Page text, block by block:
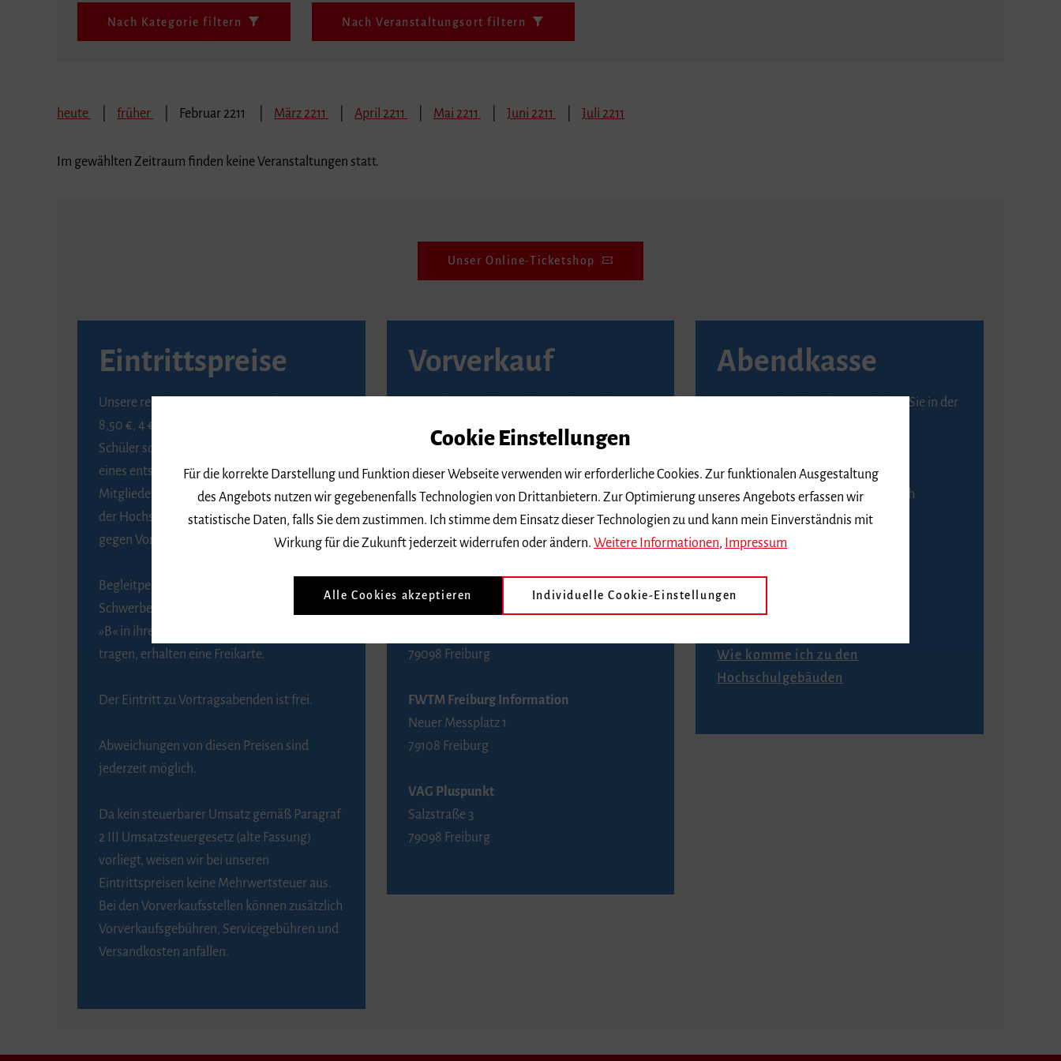
Nach Kategorie filtern Nach Veranstaltungsort filtern
heute früher Februar 2211 März 2211 April 2211 Mai 2211 Juni 2211 Juli 2211
Im gewählten Zeitraum finden keine Veranstaltungen statt.
Unser Online-Ticketshop
Eintrittspreise
Unsere regulären Eintrittspreise betragen
8,50 €, 4 € ermäßigt für Schülerinnen und
Schüler sowie Studierende gegen Vorlage
eines entsprechenden Nachweises, 6 € für
Mitglieder der Gesellschaft zur Förderung
der Hochschule für Musik Freiburg e. V.
gegen Vorlage des Mitgliedsausweises.
Begleitpersonen von Menschen mit
Schwerbehinderung, die das Merkzeichen
»B« in ihrem Schwerbehindertenausweis
tragen, erhalten eine Freikarte.
Der Eintritt zu Vortragsabenden ist frei.
Abweichungen von diesen Preisen sind
jederzeit möglich.
Da kein steuerbarer Umsatz gemäß Paragraf
2 III Umsatzsteuergesetz (alte Fassung)
vorliegt, weisen wir bei unseren
Eintrittspreisen keine Mehrwertsteuer aus.
Bei den Vorverkaufsstellen können zusätzlich
Vorverkaufsgebühren, Servicegebühren und
Versandkosten anfallen.
Vorverkauf
Seite von Reservix.
BZ-Kartenservice Freiburg
Kaiser-Joseph-Straße 229
79098 Freiburg
Telefon 0761 4968888 (Reservierungen sind
79098 Freiburg
FWTM Freiburg Information
Neuer Messplatz 1
79108 Freiburg
VAG Pluspunkt
Salzstraße 3
79098 Freiburg
Abendkasse
Karten an der Abendkasse erhalten Sie in der
An der Abendkasse ist ausschließlich
Barzahlung möglich.
Anfahrt
Wie komme ich zu den
Hochschulgebäuden
Cookie Einstellungen
Für die korrekte Darstellung und Funktion dieser Webseite verwenden wir erforderliche Cookies. Zur funktionalen Ausgestaltung
des Angebots nutzen wir gegebenenfalls Technologien von Drittanbietern. Zur Optimierung unseres Angebots erfassen wir
statistische Daten, falls Sie dem zustimmen. Ich stimme dem Einsatz dieser Technologien zu und kann mein Einverständnis mit
Wirkung für die Zukunft jederzeit widerrufen oder ändern. Weitere Informationen, Impressum
Alle Cookies akzeptieren Individuelle Cookie-Einstellungen